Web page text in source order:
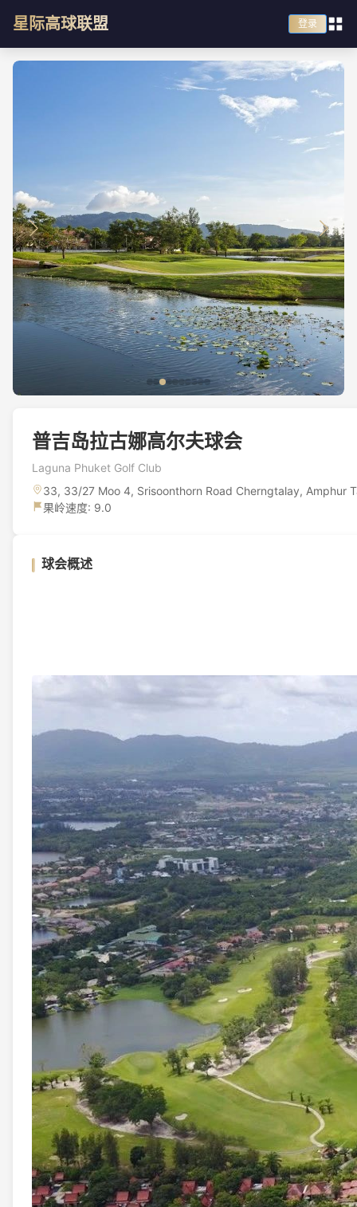
星际高球联盟 登录
普吉岛拉古娜高尔夫球会
Laguna Phuket Golf Club
33, 33/27 Moo 4, Srisoonthorn Road Cherngtalay, Amphur
果岭速度: 9.0
球会概述